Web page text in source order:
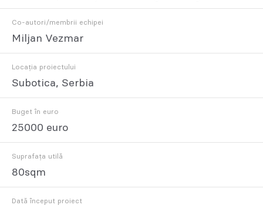
Co-autori/membrii echipei
Miljan Vezmar
Locația proiectului
Subotica, Serbia
Buget în euro
25000 euro
Suprafața utilă
80sqm
Dată început proiect